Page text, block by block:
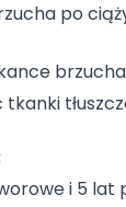
po
i 5 lat